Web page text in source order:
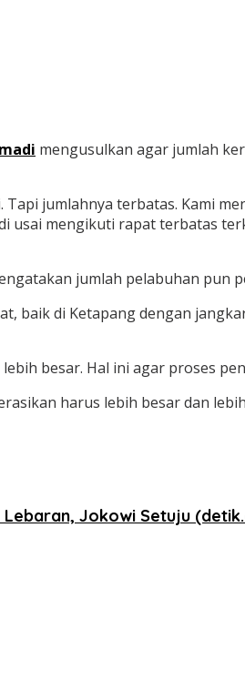
mengusulkan agar jumlah
jumlahnya terbatas. Kami
usai mengikuti rapat terbatas
jumlah pelabuhan pun
baik di Ketapang dengan
besar. Hal ini agar proses
harus lebih besar dan
Lebaran, Jokowi Setuju